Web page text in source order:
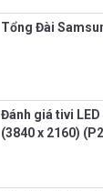
Tổng Đài
Đánh giá tivi LED
(3840 x 2160)